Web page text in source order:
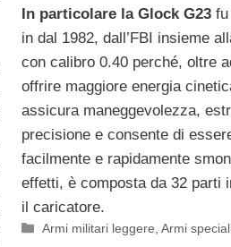
In particolare la Glock G23fu
in dal 1982, dall’FBI insieme
con calibro 0.40 perché, oltre
offrire maggiore energia
assicura maneggevolezza,
precisione e consente di
facilmente e rapidamente
effetti, è composta da 32 parti
il caricatore.
Categorie
Armi militari leggere ,Armi